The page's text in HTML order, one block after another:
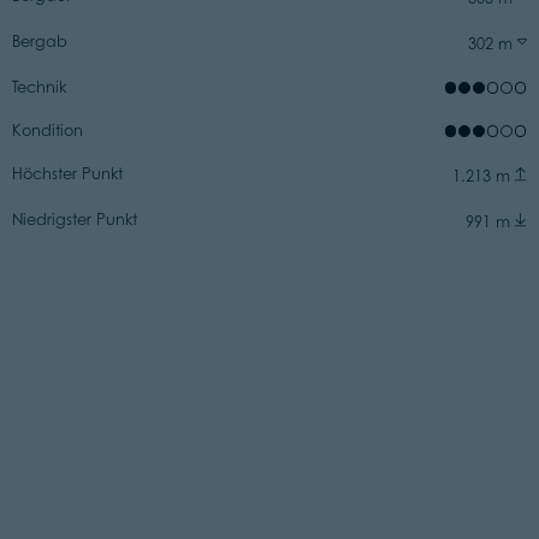
Bergab 302 m
Technik
Kondition
Höchster Punkt 1.213 m
Niedrigster Punkt 991 m